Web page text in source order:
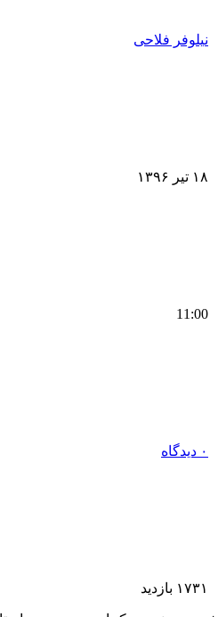
نیلوفر فلاحی
۱۸ تیر ۱۳۹۶
11:00
۰ دیدگاه
۱۷۳۱ بازدید